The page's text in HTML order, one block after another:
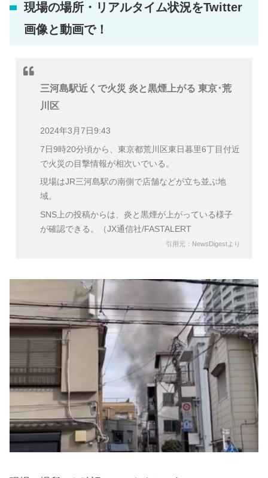
現場の場所・リアルタイム状況をTwitter
画像と動画で！
三河島駅近くで火災 炎と黒煙上がる 東京･荒
川区
2024年3月7日9:43
7日9時20分頃から、東京都荒川区東日暮里6丁目付近
で火災の目撃情報が相次いでいる。
現場はJR三河島駅の南側で店舗などが立ち並ぶ地
域。
SNS上の投稿からは、炎と黒煙が上がっている様子
が確認できる。（JX通信社/FASTALERT
引用元：NewsDigestより